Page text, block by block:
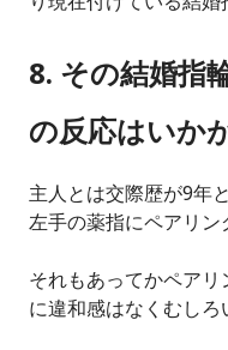
8. その結婚指
の反応はいか
主人とは交際歴が9年
左手の薬指にペアリン
それもあってかペア
に違和感はなくむしろ